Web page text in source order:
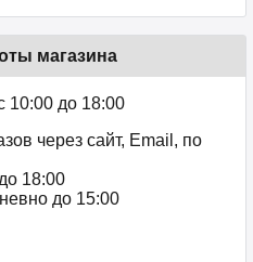
магазина
10:00 до 18:00
через сайт, Email, по
18:00
до 15:00